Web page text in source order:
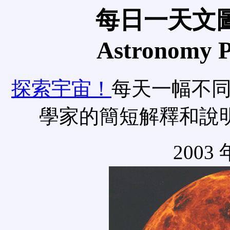
每日一天文
Astronomy
探索宇宙！ 每天一幅不
學家的簡短解釋和說
2003